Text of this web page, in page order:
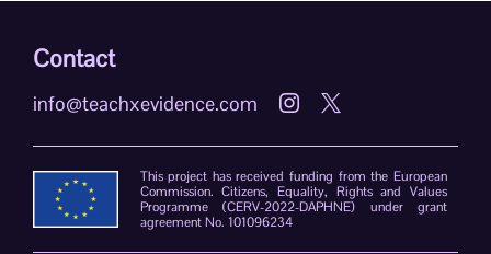
Contact
info@teachxevidence.com  
This project has received funding from the European
Commission. Citizens, Equality, Rights and Values
Programme (CERV-2022-DAPHNE) under grant
agreement No. 101096234